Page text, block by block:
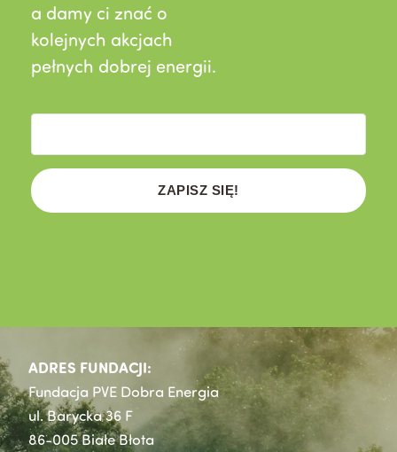
a damy ci znać o
kolejnych akcjach
pełnych dobrej energii.
ZAPISZ SIĘ!
ADRES FUNDACJI:
Fundacja PVE Dobra Energia
ul. Barycka 36 F
86-005 Białe Błota